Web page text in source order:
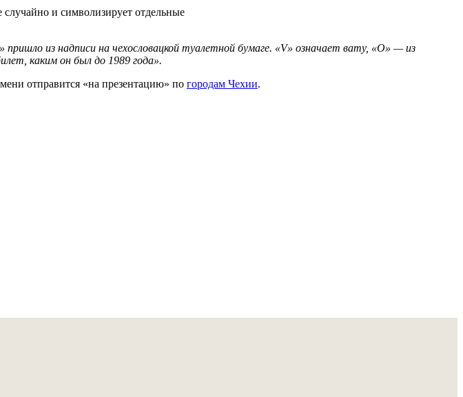
и символизирует отдельные
пришло из надписи на чехословацкой туалетной бумаге. «V» означает вату, «О» — из
каким он был до 1989 года».
отправится «на презентацию» по городам Чехии.